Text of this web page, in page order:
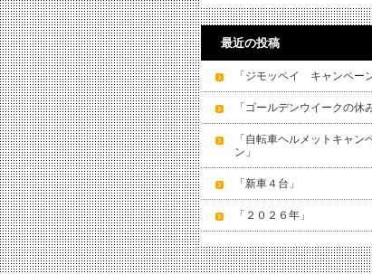
最近の投稿
「ジモッペイ キャンペーン
「ゴールデンウイークの休
「自転車ヘルメットキャン
ン」
「新車４台」
「２０２６年」